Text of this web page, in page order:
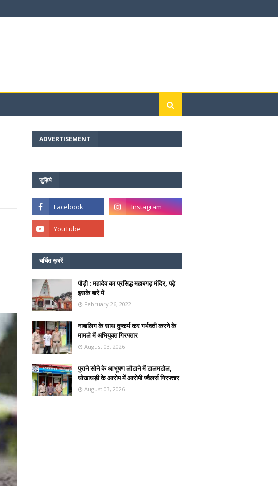
ADVERTISEMENT
जुड़िये
चर्चित ख़बरें
पौड़ी : महादेव का प्रसिद्ध महाबगढ़ मंदिर, पढ़े
इसके बारे में
February 26, 2022
नाबालिग के साथ दुष्कर्म कर गर्भवती करने के
मामले में अभियुक्त गिरफ्तार
August 03, 2026
पुराने सोने के आभूषण लौटाने में टालमटोल,
धोखाधड़ी के आरोप में आरोपी ज्वैलर्स गिरफ्तार
August 03, 2026